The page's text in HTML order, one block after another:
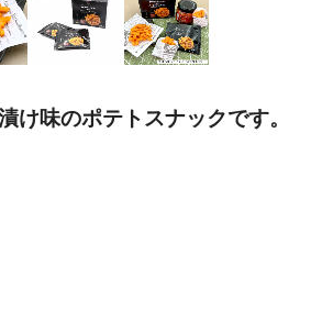
け味のポテトスナックです。